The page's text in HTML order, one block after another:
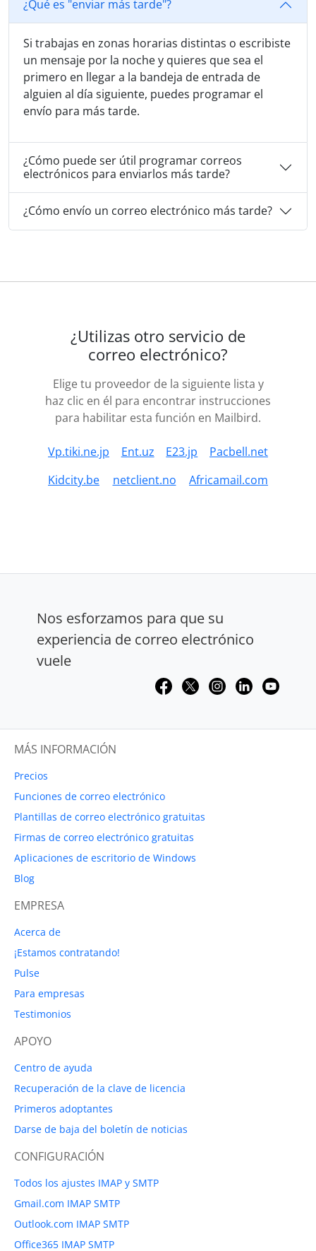
¿Qué es "enviar más tarde"?
Si trabajas en zonas horarias distintas o escribiste
un mensaje por la noche y quieres que sea el
primero en llegar a la bandeja de entrada de
alguien al día siguiente, puedes programar el
envío para más tarde.
¿Cómo puede ser útil programar correos
electrónicos para enviarlos más tarde?
¿Cómo envío un correo electrónico más tarde?
¿Utilizas otro servicio de
correo electrónico?
Elige tu proveedor de la siguiente lista y
haz clic en él para encontrar instrucciones
para habilitar esta función en Mailbird.
Vp.tiki.ne.jp Ent.uz E23.jp
Pacbell.net
Kidcity.be
netclient.no Africamail.com
Nos esforzamos para que su
experiencia de correo electrónico
vuele
MÁS INFORMACIÓN
Precios
Funciones de correo electrónico
Plantillas de correo electrónico gratuitas
Firmas de correo electrónico gratuitas
Aplicaciones de escritorio de Windows
Blog
EMPRESA
Acerca de
¡Estamos contratando!
Pulse
Para empresas
Testimonios
APOYO
Centro de ayuda
Recuperación de la clave de licencia
Primeros adoptantes
Darse de baja del boletín de noticias
CONFIGURACIÓN
Todos los ajustes IMAP y SMTP
Gmail.com IMAP SMTP
Outlook.com IMAP SMTP
Office365 IMAP SMTP